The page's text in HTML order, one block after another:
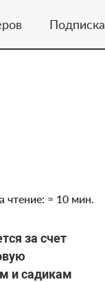
Подписка
чтение: ≈ 10 мин.
за счет
и садикам